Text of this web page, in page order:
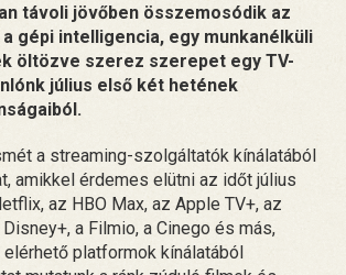
távoli jövőben összemosódik az
gépi intelligencia, egy munkanélküli
öltözve szerez szerepet egy TV-
július első két hetének
a streaming-szolgáltatók kínálatából
amikkel érdemes elütni az időt július
az HBO Max, az Apple TV+, az
a Filmio, a Cinego és más,
platformok kínálatából